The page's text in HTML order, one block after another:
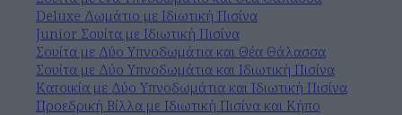
Deluxe Δωμάτιο με Ιδιωτική Πισίνα
Junior Σουίτα με Ιδιωτική Πισίνα
Σουίτα με Δύο Υπνοδωμάτια και Θέα Θάλασσα
Σουίτα με Δύο Υπνοδωμάτια και Ιδιωτική Πισίνα
Κατοικία με Δύο Υπνοδωμάτια και Ιδιωτική Πισίνα
Προεδρική Βίλλα με Ιδιωτική Πισίνα και Κήπο